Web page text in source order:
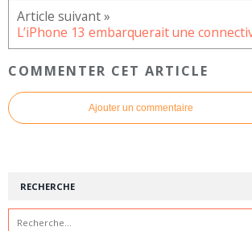
L’iPhone 13 embarquerait une
COMMENTER CET ARTICLE
Ajouter un commentaire
RECHERCHE